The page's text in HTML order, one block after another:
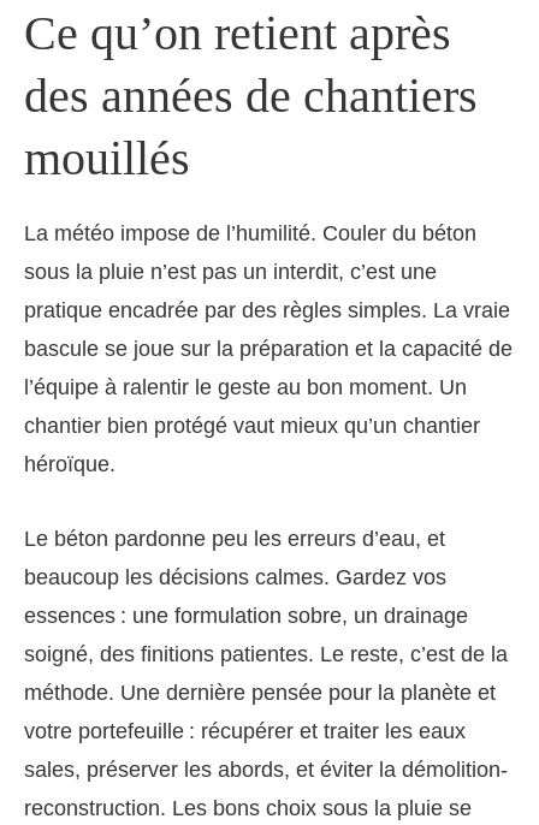
Ce qu’on retient après
des années de chantiers
mouillés
La météo impose de l’humilité. Couler du béton
sous la pluie n’est pas un interdit, c’est une
pratique encadrée par des règles simples. La vraie
bascule se joue sur la préparation et la capacité de
l’équipe à ralentir le geste au bon moment. Un
chantier bien protégé vaut mieux qu’un chantier
héroïque.
Le béton pardonne peu les erreurs d’eau, et
beaucoup les décisions calmes. Gardez vos
essences : une formulation sobre, un drainage
soigné, des finitions patientes. Le reste, c’est de la
méthode. Une dernière pensée pour la planète et
votre portefeuille : récupérer et traiter les eaux
sales, préserver les abords, et éviter la démolition-
reconstruction. Les bons choix sous la pluie se